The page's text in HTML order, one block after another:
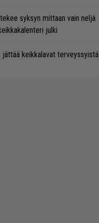
syksyn mittaan vain neljä
julki
jättää keikkalavat terveyssyistä